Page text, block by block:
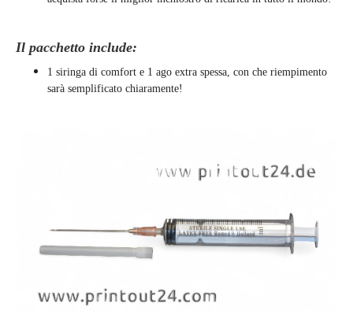
Il pacchetto include:
1 siringa di comfort e 1 ago extra spessa, con che riempimento
sarà semplificato chiaramente!